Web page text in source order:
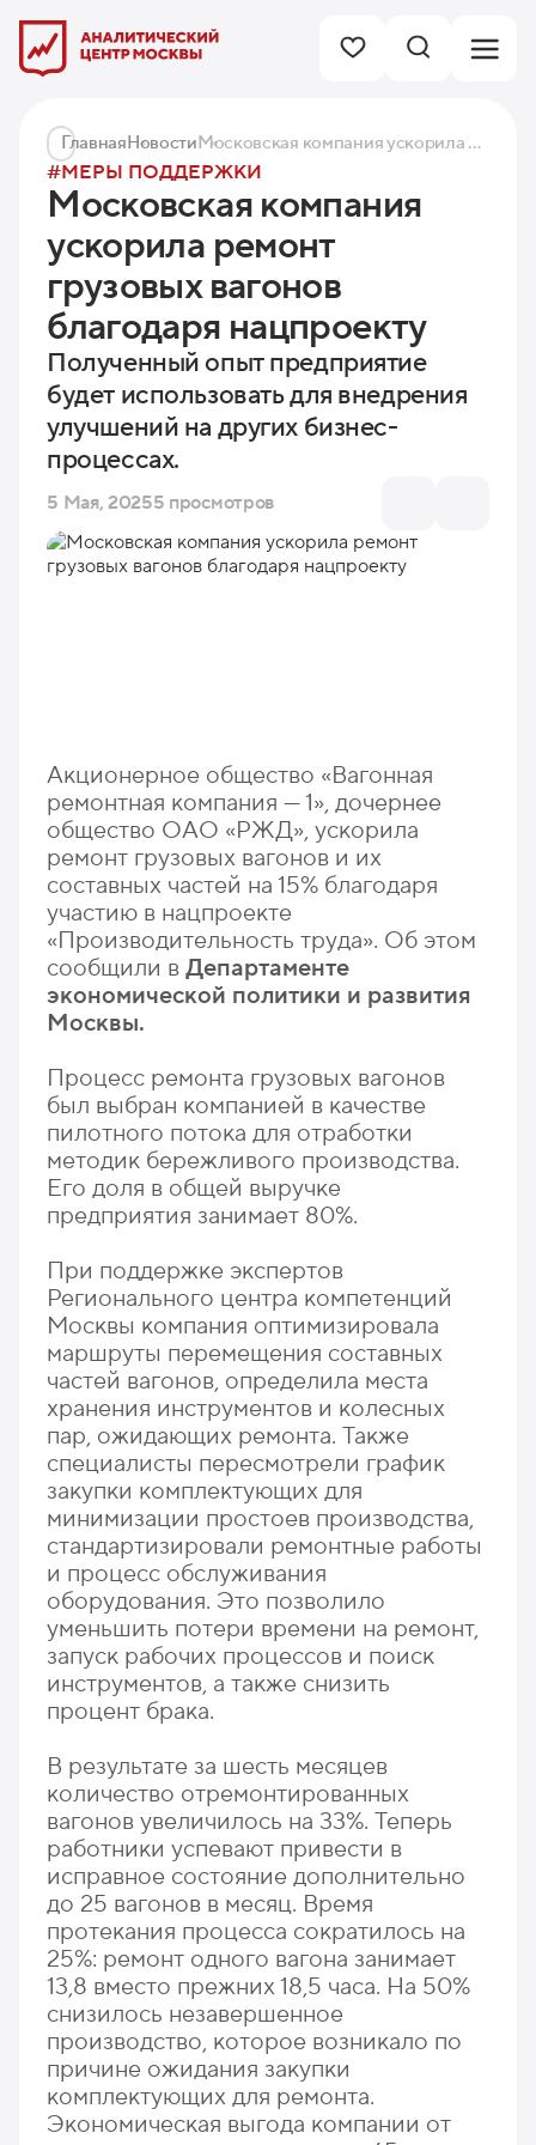
ГлавнаяНовости Московская компания ускорила ремонт грузовых вагонов благодаря нацпроекту
#МЕРЫ ПОДДЕРЖКИ
Московская компания
ускорила ремонт
грузовых вагонов
благодаря нацпроекту
Полученный опыт предприятие
будет использовать для внедрения
улучшений на других бизнес-
процессах.
5 Мая, 20255 просмотров
Акционерное общество «Вагонная
ремонтная компания — 1», дочернее
общество ОАО «РЖД», ускорила
ремонт грузовых вагонов и их
составных частей на 15% благодаря
участию в нацпроекте
«Производительность труда». Об этом
сообщили вДепартаменте
экономической политики и развития
Москвы.
Процесс ремонта грузовых вагонов
был выбран компанией в качестве
пилотного потока для отработки
методик бережливого производства.
Его доля в общей выручке
предприятия занимает 80%.
При поддержке экспертов
Регионального центра компетенций
Москвы компания оптимизировала
маршруты перемещения составных
частей вагонов, определила места
хранения инструментов и колесных
пар, ожидающих ремонта. Также
специалисты пересмотрели график
закупки комплектующих для
минимизации простоев производства,
стандартизировали ремонтные работы
и процесс обслуживания
оборудования. Это позволило
уменьшить потери времени на ремонт,
запуск рабочих процессов и поиск
инструментов, а также снизить
процент брака.
В результате за шесть месяцев
количество отремонтированных
вагонов увеличилось на 33%. Теперь
работники успевают привести в
исправное состояние дополнительно
до 25 вагонов в месяц. Время
протекания процесса сократилось на
25%: ремонт одного вагона занимает
13,8 вместо прежних 18,5 часа. На 50%
снизилось незавершенное
производство, которое возникало по
причине ожидания закупки
комплектующих для ремонта.
Экономическая выгода компании от